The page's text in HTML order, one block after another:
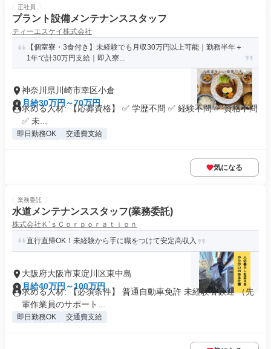
正社員
プラント設備メンテナンススタッフ
ティーエスケイ株式会社
【個室寮・3食付き】未経験でも月収30万円以上可能｜勤務半年＋
1年で計30万円支給｜即入寮...
神奈川県川崎市幸区小倉
月給30万円～70万円
求める人材: 【応募資格】 ✅ 学歴不問 ✅ 経験不問 ✅ 資格不問
✅ 未...
即日勤務OK 交通費支給
気になる
業務委託
水道メンテナンススタッフ(業務委託)
株式会社Ｋ’ｓＣｏｒｐｏｒａｔｉｏｎ
直行直帰OK！未経験から手に職をつけて安定高収入
大阪府大阪市東淀川区東中島
月給40万円～100万円
求める人材: 【必須条件】 普通自動車免許 未経験者歓迎 （先
輩作業員のサポート...
即日勤務OK 交通費支給